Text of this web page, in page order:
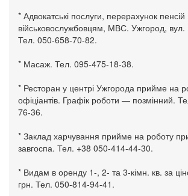
* Адвокатські послуги, перерахунок пенсій
військовослужбовцям, МВС. Ужгород, вул.
Тел. 050-658-70-82.
* Масаж. Тел. 095-475-18-38.
* Ресторан у центрі Ужгорода прийме на
офіціантів. Графік роботи — позмінний.
76-36.
* Заклад харчування прийме на роботу
завгоспа. Тел. +38 050-414-44-30.
* Видам в оренду 1-, 2- та 3-кімн. кв. за
грн. Тел. 050-814-94-41.